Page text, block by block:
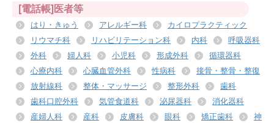
[電話帳]医者等
はり・きゅう アレルギー科
カイロプラクティック
リウマチ科
リハビリテーション科 内科
呼吸器科
外科
婦人科 小児科 形成外科
循環器科
心療内科
心臓血管外科 性病科
接骨・整骨・整復
放射線科
整体・マッサージ 整形外科
歯科
歯科口腔外科
気管食道科 泌尿器科
消化器科
産婦人科
産科 皮膚科 眼科 矯正歯科
神